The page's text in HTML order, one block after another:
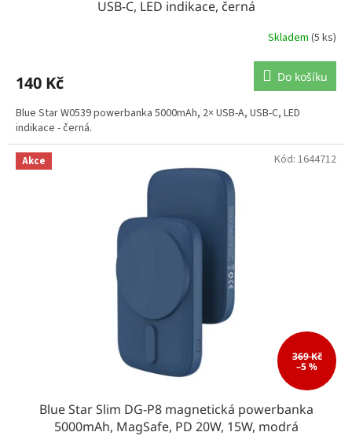
USB-C, LED indikace, černá
Skladem (5 ks)
140 Kč Do košíku
Blue Star W0539 powerbanka 5000mAh, 2× USB-A, USB-C, LED
indikace - černá.
Akce
369 Kč
–5 %
Blue Star Slim DG-P8 magnetická powerbanka
5000mAh, MagSafe, PD 20W, 15W, modrá
Kód: 1644712